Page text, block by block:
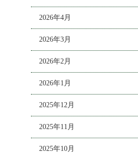
2026年4月
2026年3月
2026年2月
2026年1月
2025年12月
2025年11月
2025年10月